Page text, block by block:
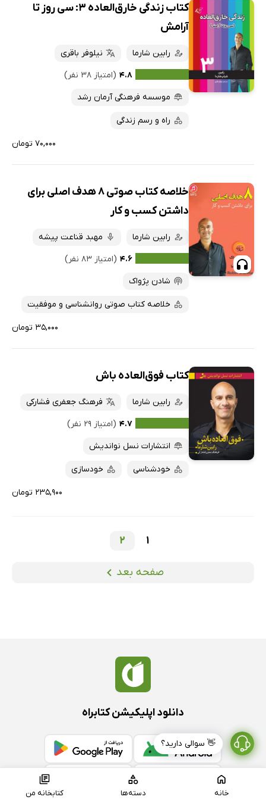
خانه دسته‌ها کتابخانه من
کتاب زندگی خارق‌العاده 3: سی روز تا
آرامش
رابین شارما
نیلوفر باقری
۴.۸ (امتیاز ۳۸ نفر)
موسسه فرهنگی آرمان رشد
راه و رسم زندگی
۷۰,۰۰۰ تومان
خلاصه کتاب صوتی ۸ هدف اصلی برای
داشتن کسب و کار
رابین شارما
مهبد قناعت پیشه
۴.۶ (امتیاز ۸۳ نفر)
شادن پژواک
خلاصه کتاب صوتی روانشناسی و موفقیت
۳۵,۰۰۰ تومان
کتاب فوق‌العاده باش
رابین شارما
فرهنگ جعفری فشارکی
۴.۷ (امتیاز ۲۹ نفر)
انتشارات نسل نواندیش
خودشناسی خودسازی
۲۳۵,۹۰۰ تومان
1
2
صفحه بعد
👋 سوالی دارید؟
دانلود اپلیکیشن کتابراه